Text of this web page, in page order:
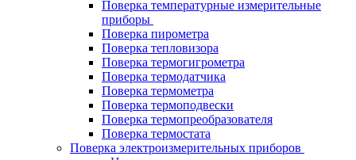
Поверка температурные измерительные
приборы
Поверка пирометра
Поверка тепловизора
Поверка термогигрометра
Поверка термодатчика
Поверка термометра
Поверка термоподвески
Поверка термопреобразователя
Поверка термостата
Поверка электроизмерительных приборов